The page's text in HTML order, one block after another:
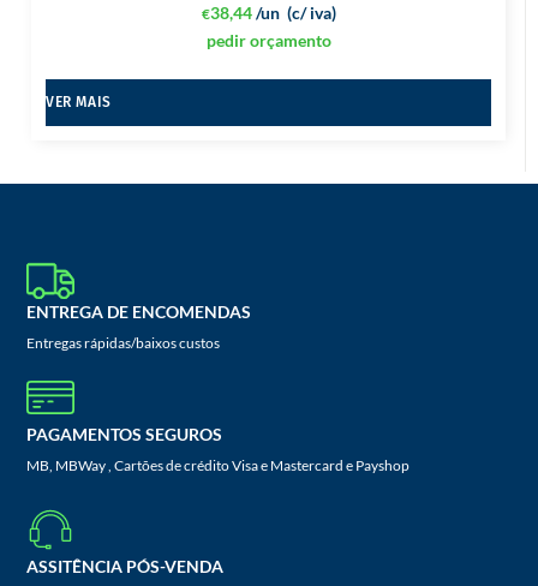
€38,44 (c/ iva)
/un
pedir orçamento
VER MAIS
ENTREGA DE ENCOMENDAS
Entregas rápidas/baixos custos
PAGAMENTOS SEGUROS
MB, MBWay , Cartões de crédito Visa e Mastercard e Payshop
ASSITÊNCIA PÓS-VENDA